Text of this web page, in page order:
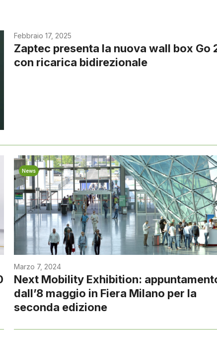
Febbraio 17, 2025
Zaptec presenta la nuova wall box Go
con ricarica bidirezionale
News
Marzo 7, 2024
Next Mobility Exhibition:
dall’8 maggio in Fiera Milano per la
seconda edizione